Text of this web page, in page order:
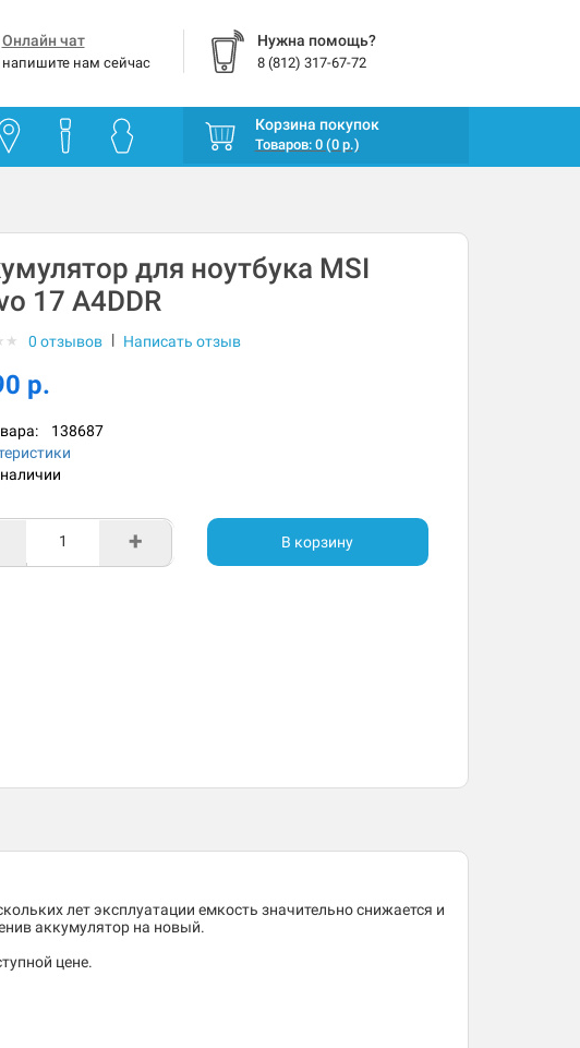
Онлайн чат
напишите нам сейчас
Нужна помощь?
8 (812) 317-67-72
Корзина покупок
Товаров: 0 (0 р.)
для ноутбука MSI
17 A4DDR
★ 0 отзывов | Написать отзыв
р.
138687
+ В корзину
лет эксплуатации емкость значительно снижается и
аккумулятор на новый.
цене.